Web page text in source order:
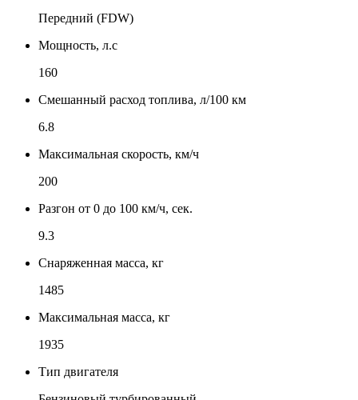
Передний (FDW)
Мощность, л.с
160
Смешанный расход топлива, л/100 км
6.8
Максимальная скорость, км/ч
200
Разгон от 0 до 100 км/ч, сек.
9.3
Снаряженная масса, кг
1485
Максимальная масса, кг
1935
Тип двигателя